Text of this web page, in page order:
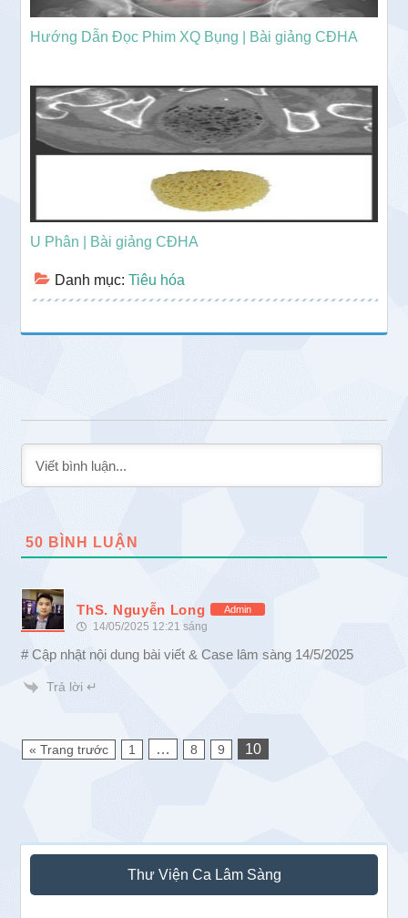
Hướng Dẫn Đọc Phim XQ Bụng | Bài giảng CĐHA
U Phân | Bài giảng CĐHA
Danh mục:Tiêu hóa
50 BÌNH LUẬN
ThS. Nguyễn Long Admin
14/05/2025 12:21 sáng
# Cập nhật nội dung bài viết & Case lâm sàng 14/5/2025
Trả lời ↵
« Trang trước 1 … 8 9 10
Sidebar
chính
Thư Viện Ca Lâm Sàng